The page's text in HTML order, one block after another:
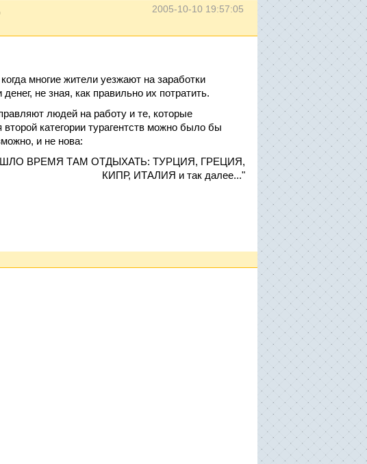
2005-10-10 19:57:05
многие жители уезжают на заработки
не зная, как правильно их потратить.
людей на работу и те, которые
категории турагентств можно было бы
и не нова:
ВРЕМЯ ТАМ ОТДЫХАТЬ: ТУРЦИЯ, ГРЕЦИЯ,
КИПР, ИТАЛИЯ и так далее..."